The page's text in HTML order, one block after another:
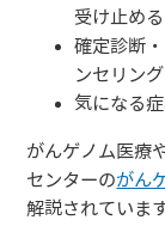
受け止める
確定診断
ンセリン
気になる
がんゲノム医療
センターのがん
解説されていま